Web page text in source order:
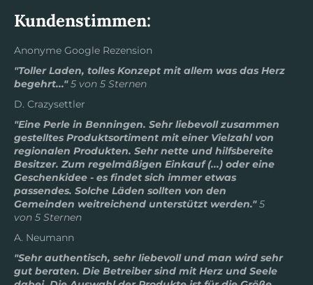
Kundenstimmen:
Anonyme Google Rezension
"Toller Laden, tolles Konzept mit allem was das Herz
begehrt..."5 von 5 Sternen
D. Crazysettler
"Eine Perle in Benningen. Sehr liebevoll zusammen
gestelltes Produktsortiment mit einer Vielzahl von
regionalen Produkten. Sehr nette und hilfsbereite
Besitzer. Zum regelmäßigen Einkauf (...) oder eine
Geschenkidee - es findet sich immer etwas
passendes. Solche Läden sollten von den
Gemeinden weitreichend unterstützt werden."5
von 5 Sternen
A. Neumann
"Sehr authentisch, sehr liebevoll und man wird sehr
gut beraten. Die Betreiber sind mit Herz und Seele